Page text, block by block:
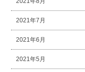
2021年7月
2021年6月
2021年5月